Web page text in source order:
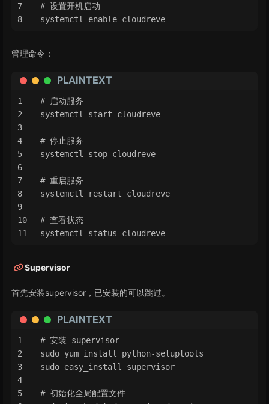
# 设置开机启动
systemctl enable cloudreve
管理命令：
PLAINTEXT
# 启动服务
systemctl start cloudreve
# 停止服务
systemctl stop cloudreve
# 重启服务
systemctl restart cloudreve
# 查看状态
systemctl status cloudreve
Supervisor
首先安装supervisor，已安装的可以跳过。
PLAINTEXT
# 安装 supervisor
sudo yum install python-setuptools
sudo easy_install supervisor
# 初始化全局配置文件